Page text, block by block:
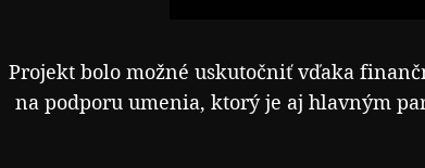
Projekt bolo možné uskutočniť vďaka
na podporu umenia, ktorý je aj hlavným